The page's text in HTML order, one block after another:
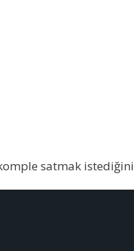
satmak istediğini